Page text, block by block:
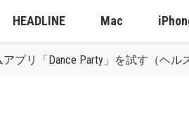
HEADLINE Mac
プリ「Dance Party」を試す（ヘル